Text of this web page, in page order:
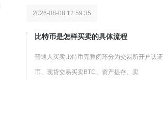
2026-08-08 12:59:35
比特币是怎样买卖的具体流程
普通人买卖比特币完整闭环分为交易所开户认
币、现货交易买卖BTC、资产提存、卖